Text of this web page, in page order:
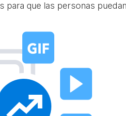
para que las personas